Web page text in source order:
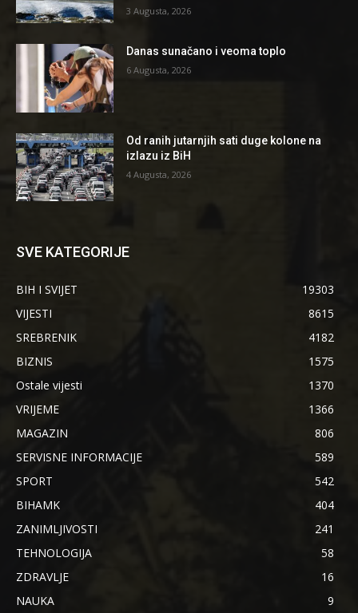
3 Augusta, 2026
Danas sunačano i veoma toplo
6 Augusta, 2026
Od ranih jutarnjih sati duge kolone na
izlazu iz BiH
4 Augusta, 2026
SVE KATEGORIJE
BIH I SVIJET
19303
VIJESTI
8615
SREBRENIK
4182
BIZNIS
1575
Ostale vijesti
1370
VRIJEME
1366
MAGAZIN
806
SERVISNE INFORMACIJE
589
SPORT
542
BIHAMK
404
ZANIMLJIVOSTI
241
TEHNOLOGIJA
58
ZDRAVLJE
16
NAUKA
9